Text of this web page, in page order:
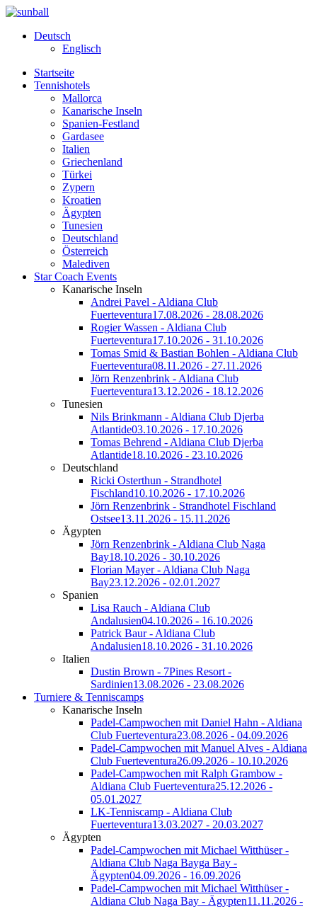
Deutsch
Englisch
Startseite
Tennishotels
Mallorca
Kanarische Inseln
Spanien-Festland
Gardasee
Italien
Griechenland
Türkei
Zypern
Kroatien
Ägypten
Tunesien
Deutschland
Österreich
Malediven
Star Coach Events
Kanarische Inseln
Andrei Pavel - Aldiana Club
Fuerteventura17.08.2026 - 28.08.2026
Rogier Wassen - Aldiana Club
Fuerteventura17.10.2026 - 31.10.2026
Tomas Smid & Bastian Bohlen - Aldiana Club
Fuerteventura08.11.2026 - 27.11.2026
Jörn Renzenbrink - Aldiana Club
Fuerteventura13.12.2026 - 18.12.2026
Tunesien
Nils Brinkmann - Aldiana Club Djerba
Atlantide03.10.2026 - 17.10.2026
Tomas Behrend - Aldiana Club Djerba
Atlantide18.10.2026 - 23.10.2026
Deutschland
Ricki Osterthun - Strandhotel
Fischland10.10.2026 - 17.10.2026
Jörn Renzenbrink - Strandhotel Fischland
Ostsee13.11.2026 - 15.11.2026
Ägypten
Jörn Renzenbrink - Aldiana Club Naga
Bay18.10.2026 - 30.10.2026
Florian Mayer - Aldiana Club Naga
Bay23.12.2026 - 02.01.2027
Spanien
Lisa Rauch - Aldiana Club
Andalusien04.10.2026 - 16.10.2026
Patrick Baur - Aldiana Club
Andalusien18.10.2026 - 31.10.2026
Italien
Dustin Brown - 7Pines Resort -
Sardinien13.08.2026 - 23.08.2026
Turniere & Tenniscamps
Kanarische Inseln
Padel-Campwochen mit Daniel Hahn - Aldiana
Club Fuerteventura23.08.2026 - 04.09.2026
Padel-Campwochen mit Manuel Alves - Aldiana
Club Fuerteventura26.09.2026 - 10.10.2026
Padel-Campwochen mit Ralph Grambow -
Aldiana Club Fuerteventura25.12.2026 -
05.01.2027
LK-Tenniscamp - Aldiana Club
Fuerteventura13.03.2027 - 20.03.2027
Ägypten
Padel-Campwochen mit Michael Witthüser -
Aldiana Club Naga Bayga Bay -
Ägypten04.09.2026 - 16.09.2026
Padel-Campwochen mit Michael Witthüser -
Aldiana Club Naga Bay - Ägypten11.11.2026 -